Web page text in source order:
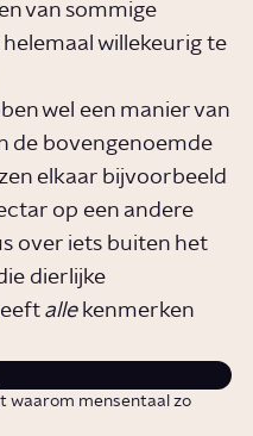
van sommige
willekeurig te
wel een manier van
de bovengenoemde
elkaar bijvoorbeeld
op een andere
over iets buiten het
dierlijke
allekenmerken
waarom mensentaal zo